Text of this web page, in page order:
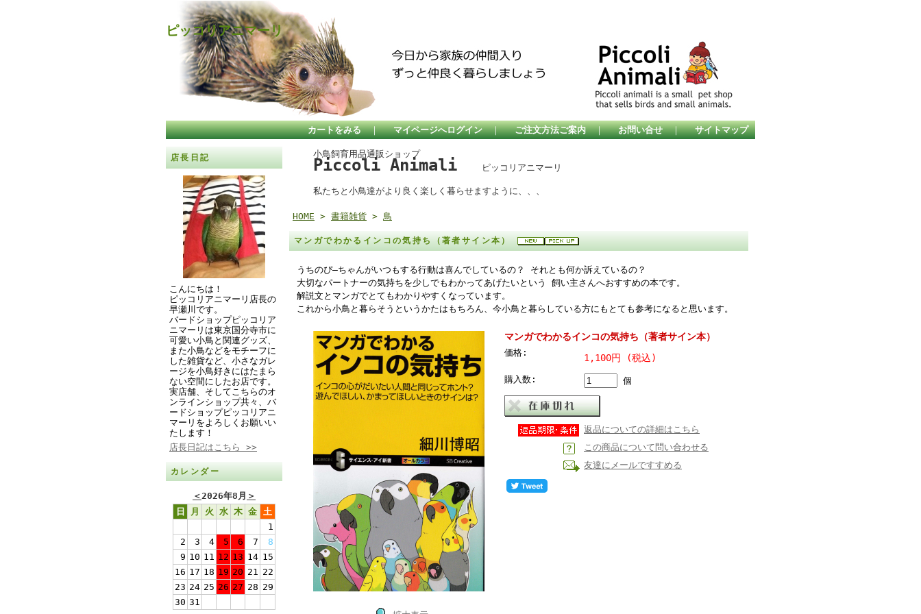
ピッコリアニマーリ
カートをみる ｜ マイページへログイン ｜ ご注文方法ご案内 ｜ お問い合せ ｜ サイトマップ
店長日記
こんにちは！
ピッコリアニマーリ店長の
早瀬川です。
バードショップピッコリア
ニマーリは東京国分寺市に
可愛い小鳥と関連グッズ、
また小鳥などをモチーフに
した雑貨など、小さなガレ
ージを小鳥好きにはたまら
ない空間にしたお店です。
実店舗、そしてこちらのオ
ンラインショップ共々、バ
ードショップピッコリアニ
マーリをよろしくお願いい
たします！
店長日記はこちら >>
カレンダー
＜2026年8月 ＞
日
月 火 水 木 金 土
1
2
3 4 5 6 7
8
9 10 11 12 13 14 15
16 17 18 19 20 21 22
23 24 25 26 27 28 29
30 31
小鳥飼育用品通販ショップ
Piccoli Animali ピッコリアニマーリ
私たちと小鳥達がより良く楽しく暮らせますように、、、
HOME > 書籍雑貨 > 鳥
マンガでわかるインコの気持ち（著者サイン本）
うちのぴ―ちゃんがいつもする行動は喜んでしているの？ それとも何か訴えているの？
大切なパートナーの気持ちを少しでもわかってあげたいという 飼い主さんへおすすめの本です。
解説文とマンガでとてもわかりやすくなっています。
これから小鳥と暮らそうというかたはもちろん、今小鳥と暮らしている方にもとても参考になると思います。
マンガでわかるインコの気持ち（著者サイン本）
価格: 1,100円 (税込)
購入数: 個
返品についての詳細はこちら
この商品について問い合わせる
友達にメールですすめる